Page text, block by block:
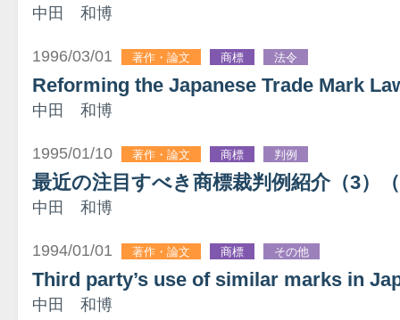
中田 和博
1996/03/01 著作・論文 商標 法令
Reforming the Japanese Trade Mark
中田 和博
1995/01/10 著作・論文 商標 判例
最近の注目すべき商標裁判例紹介（3）
中田 和博
1994/01/01 著作・論文 商標 その他
Third party’s use of similar marks in
中田 和博